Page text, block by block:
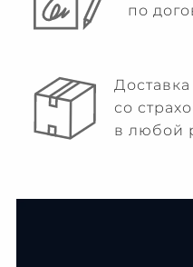
по
Доставка
со
в любой